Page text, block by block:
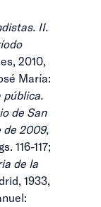
II.
2010,
María:
pública.
de San
de 2009,
116-117;
de la
1933,